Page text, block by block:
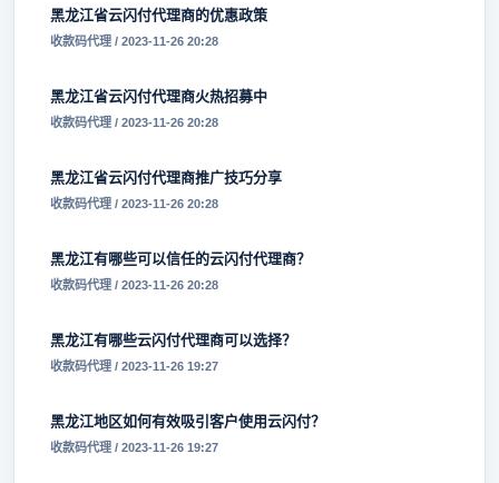
黑龙江省云闪付代理商的优惠政策
收款码代理 / 2023-11-26 20:28
黑龙江省云闪付代理商火热招募中
收款码代理 / 2023-11-26 20:28
黑龙江省云闪付代理商推广技巧分享
收款码代理 / 2023-11-26 20:28
黑龙江有哪些可以信任的云闪付代理商？
收款码代理 / 2023-11-26 20:28
黑龙江有哪些云闪付代理商可以选择？
收款码代理 / 2023-11-26 19:27
黑龙江地区如何有效吸引客户使用云闪付？
收款码代理 / 2023-11-26 19:27